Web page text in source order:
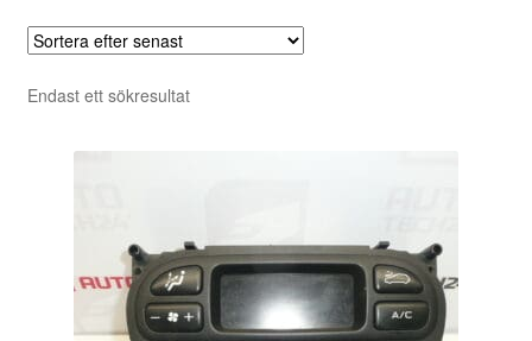
Endast ett sökresultat